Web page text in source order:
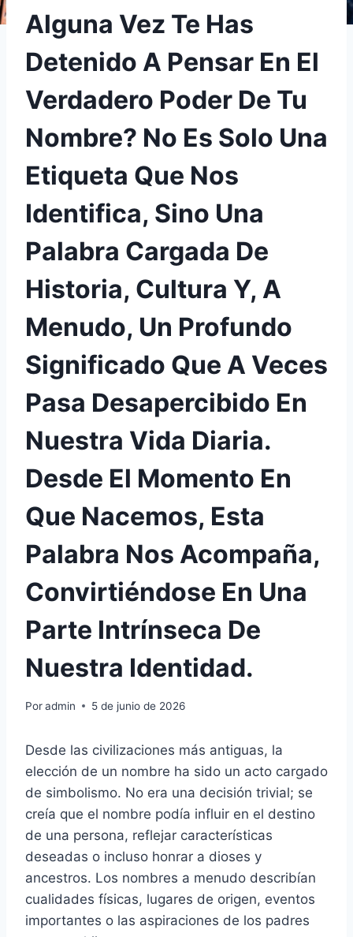
Alguna Vez Te Has
Detenido A Pensar En El
Verdadero Poder De Tu
Nombre? No Es Solo Una
Etiqueta Que Nos
Identifica, Sino Una
Palabra Cargada De
Historia, Cultura Y, A
Menudo, Un Profundo
Significado Que A Veces
Pasa Desapercibido En
Nuestra Vida Diaria.
Desde El Momento En
Que Nacemos, Esta
Palabra Nos Acompaña,
Convirtiéndose En Una
Parte Intrínseca De
Nuestra Identidad.
Poradmin 5 de junio de 2026
Desde las civilizaciones más antiguas, la
elección de un nombre ha sido un acto cargado
de simbolismo. No era una decisión trivial; se
creía que el nombre podía influir en el destino
de una persona, reflejar características
deseadas o incluso honrar a dioses y
ancestros. Los nombres a menudo describían
cualidades físicas, lugares de origen, eventos
importantes o las aspiraciones de los padres